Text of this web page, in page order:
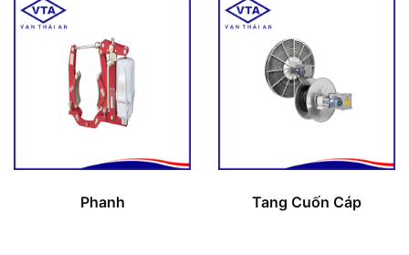
Phanh Tang Cuốn Cáp